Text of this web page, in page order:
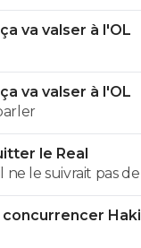
va valser à l'OL
va valser à l'OL
le Real
ne le suivrait pas
concurrencer